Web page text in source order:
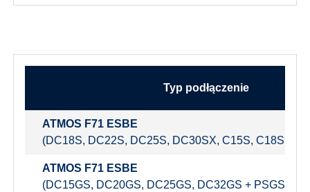
Typ podłączenie
ATMOS F71 ESBE
(DC18S, DC22S, DC25S, DC30SX, C15S, C18S,
ATMOS F71 ESBE
(DC15GS, DC20GS, DC25GS, DC32GS + PSGS 10